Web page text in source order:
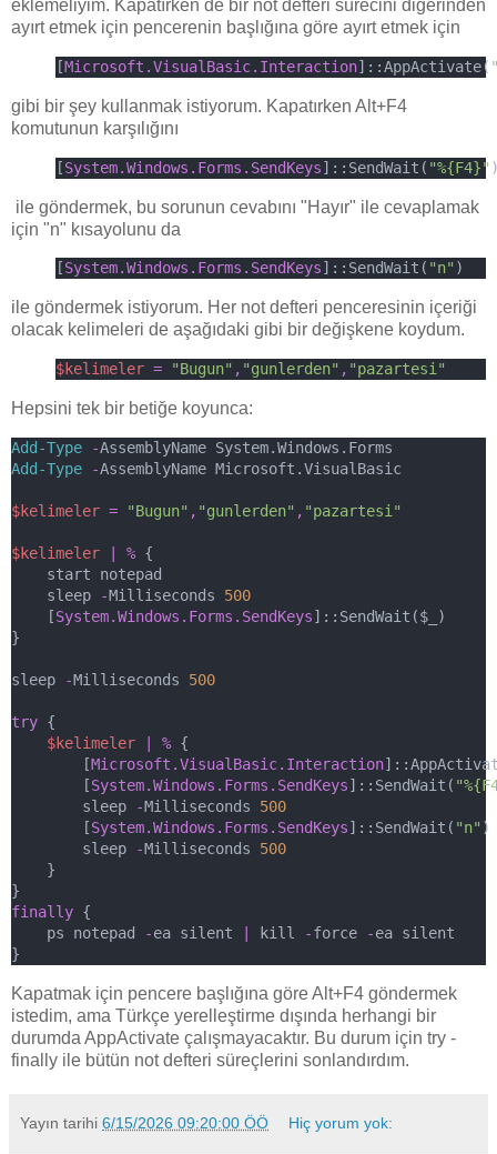
eklemeliyim. Kapatırken de bir not defteri sürecini diğerinden
ayırt etmek için pencerenin başlığına göre ayırt etmek için
[Microsoft.VisualBasic.Interaction
gibi bir şey kullanmak istiyorum. Kapatırken Alt+F4
komutunun karşılığını
[System.Windows.Forms.SendKeys]::SendWait( "%{F4}"
ile göndermek, bu sorunun cevabını "Hayır" ile cevaplamak
için "n" kısayolunu da
[System.Windows.Forms.SendKeys]::SendWait( "n" )
ile göndermek istiyorum. Her not defteri penceresinin içeriği
olacak kelimeleri de aşağıdaki gibi bir değişkene koydum.
$kelimeler = "Bugun" , "gunlerden" , "pazartesi"
Hepsini tek bir betiğe koyunca:
Add-Type -AssemblyName System.Windows.Forms
Add-Type
-AssemblyName Microsoft.VisualBasic
$kelimeler = "Bugun" , "gunlerden" , "pazartesi"
$kelimeler % {
start notepad
sleep
-Milliseconds 500
[System.Windows.Forms.SendKeys]::SendWait($_)
}
sleep -Milliseconds 500
try {
$kelimeler
% {
[Microsoft.VisualBasic.Interaction
[System.Windows.Forms.SendKeys]::SendWait(
sleep
-Milliseconds 500
[System.Windows.Forms.SendKeys]::SendWait( "n" )
sleep
-Milliseconds 500
}
}
finally {
ps notepad
-ea silent kill -force -ea silent
}
Kapatmak için pencere başlığına göre Alt+F4 göndermek
istedim, ama Türkçe yerelleştirme dışında herhangi bir
durumda AppActivate çalışmayacaktır. Bu durum için try -
finally ile bütün not defteri süreçlerini sonlandırdım.
Yayın tarihi 6/15/2026 09:20:00 ÖÖ Hiç yorum yok: